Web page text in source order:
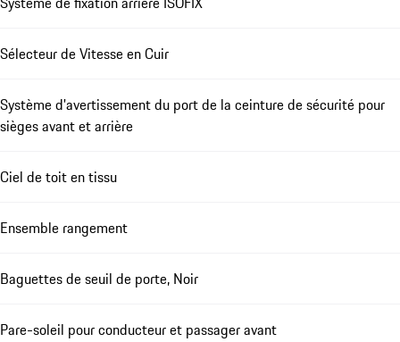
Sélecteur de Vitesse en Cuir
Système d'avertissement du port de la ceinture de sécurité pour
sièges avant et arrière
Ciel de toit en tissu
Ensemble rangement
Baguettes de seuil de porte, Noir
Pare-soleil pour conducteur et passager avant